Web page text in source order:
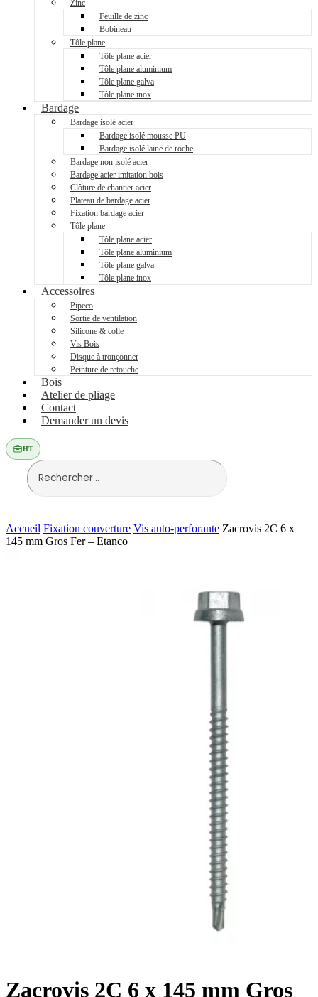
Zinc
Feuille de zinc
Bobineau
Tôle plane
Tôle plane acier
Tôle plane aluminium
Tôle plane galva
Tôle plane inox
Bardage
Bardage isolé acier
Bardage isolé mousse PU
Bardage isolé laine de roche
Bardage non isolé acier
Bardage acier imitation bois
Clôture de chantier acier
Plateau de bardage acier
Fixation bardage acier
Tôle plane
Tôle plane acier
Tôle plane aluminium
Tôle plane galva
Tôle plane inox
Accessoires
Pipeco
Sortie de ventilation
Silicone & colle
Vis Bois
Disque à tronçonner
Peinture de retouche
Bois
Atelier de pliage
Contact
Demander un devis
HT
Accueil Fixation couverture Vis auto-perforante Zacrovis 2C 6 x
145 mm Gros Fer – Etanco
Zacrovis 2C 6 x 145 mm Gros